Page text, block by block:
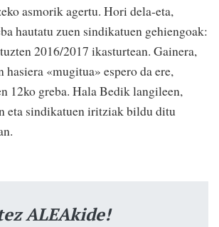
asmorik agertu. Hori dela-eta,
hautatu zuen sindikatuen gehiengoak:
2016/2017 ikasturtean. Gainera,
«mugitua» espero da ere,
12ko greba. Hala Bedik langileen,
eta sindikatuen iritziak bildu ditu
ALEAkide!